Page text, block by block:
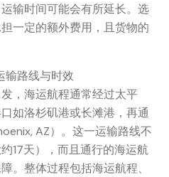
输时间可能会有所延长。选
一定的额外费用，且货物的
输路线与时效
，海运航程通常经过太平
如洛杉矶港或长滩港，再通
AZ）。这一运输路线不
17天），而且通行的海运航
。整体过程包括海运航程、